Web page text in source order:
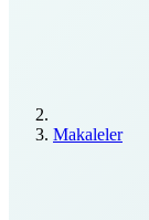
Makaleler